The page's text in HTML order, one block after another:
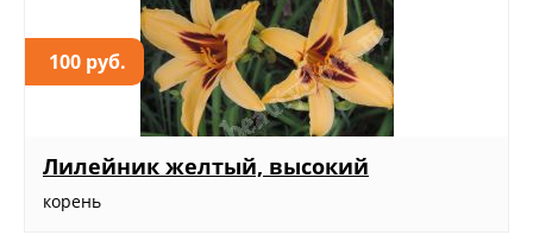
100 руб.
Лилейник желтый, высокий
корень